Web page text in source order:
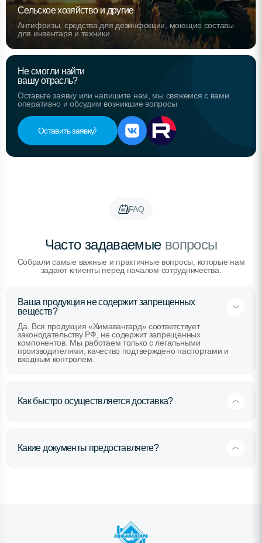
Сельское хозяйство и другие
Антифризы, средства для дезинфекции, моющие составы
для инвентаря и техники.
Не смогли найти
вашу отрасль?
Оставьте заявку или напишите нам, мы свяжемся с вами
оперативно и обсудим возникшие вопросы
Оставить заявку
FAQ
Часто задаваемыевопросы
Собрали самые важные и практичные вопросы, которые нам
задают клиенты перед началом сотрудничества.
Ваша продукция не содержит запрещенных
веществ?
Да. Вся продукция «Химавангард» соответствует
законодательству РФ, не содержит запрещенных
компонентов. Мы работаем только с легальными
производителями, качество подтверждено паспортами и
входным контролем.
Как быстро осуществляется доставка?
Какие документы предоставляете?